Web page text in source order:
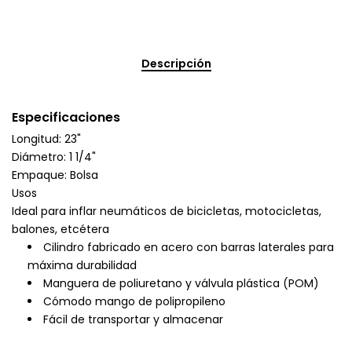
Descripción
Especificaciones
Longitud: 23"
Diámetro: 1 1/4"
Empaque: Bolsa
Usos
Ideal para inflar neumáticos de bicicletas, motocicletas,
balones, etcétera
Cilindro fabricado en acero con barras laterales para
máxima durabilidad
Manguera de poliuretano y válvula plástica (POM)
Cómodo mango de polipropileno
Fácil de transportar y almacenar